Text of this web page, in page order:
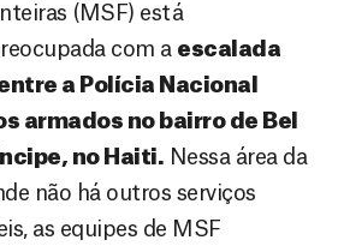
(MSF) está
com a escalada
a Polícia Nacional
armados no bairro de Bel
no Haiti. Nessa área da
não há outros serviços
as equipes de MSF